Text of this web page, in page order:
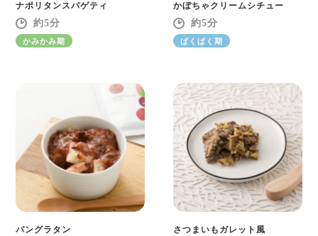
ナポリタンスパゲティ
5
かみかみ期
かぼちゃクリームシチュー
5
ぱくぱく期
パングラタン さつまいもガレット風